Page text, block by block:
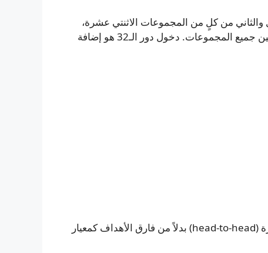
من كلٍ من المجموعات الاثنتي عشرة،
بالإضافة إلى ثمانية منتخبات احتلت المركز الثالث الأفضل بين جميع المجموعات. دخول دور الـ32 هو إضافة
لأول مرة في تاريخ البطولة، اعتمدت فيفا السجلات المباشرة (head-to-head) بدلاً من فارق الأهداف كمعيار